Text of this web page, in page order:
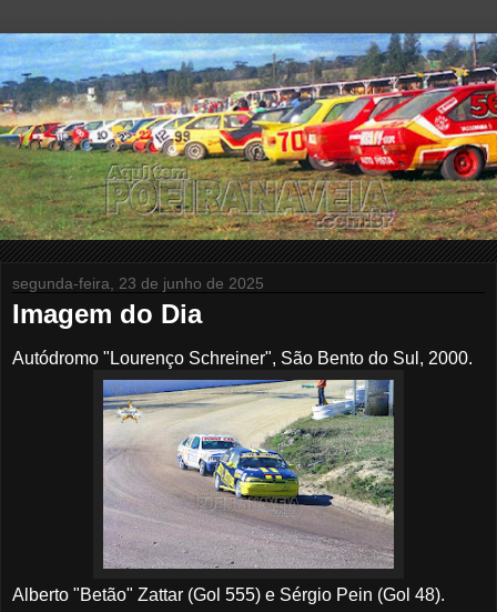
segunda-feira, 23 de junho de 2025
Imagem do Dia
Autódromo "Lourenço Schreiner", São Bento do Sul, 2000.
Alberto "Betão" Zattar (Gol 555) e Sérgio Pein (Gol 48).